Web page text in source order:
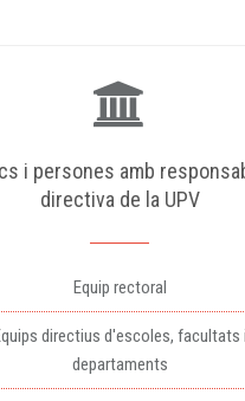
i persones amb
directiva de la UPV
Equip rectoral
directius d'escoles, facultats i
departaments